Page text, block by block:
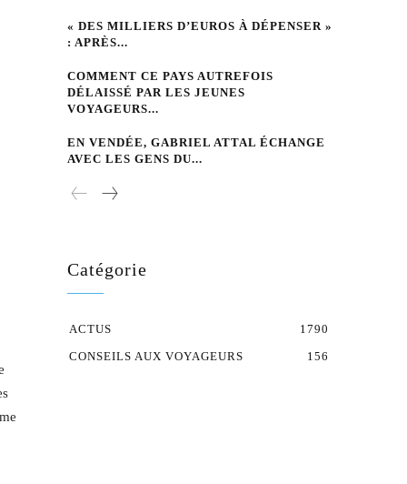
« DES MILLIERS D’EUROS À DÉPENSER »
: APRÈS...
COMMENT CE PAYS AUTREFOIS
DÉLAISSÉ PAR LES JEUNES
VOYAGEURS...
EN VENDÉE, GABRIEL ATTAL ÉCHANGE
AVEC LES GENS DU...
Catégorie
ACTUS
1790
CONSEILS AUX VOYAGEURS
156